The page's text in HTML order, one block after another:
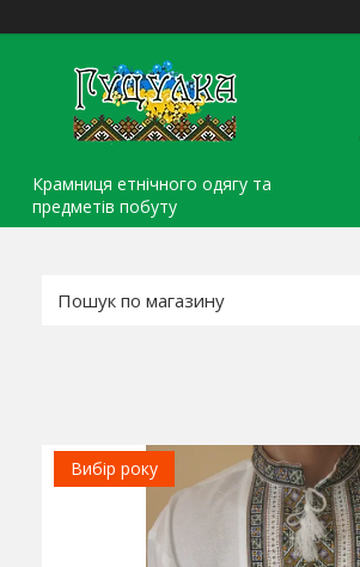
Крамниця етнічного одягу та
предметів побуту
Вибір року